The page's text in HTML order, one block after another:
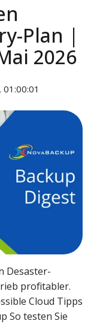
Plan |
2026
Desaster-
profitabler.
Cloud Tipps
So testen Sie